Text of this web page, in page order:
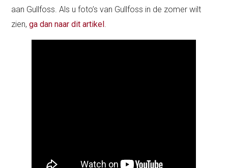
aan Gullfoss. Als u foto’s van Gullfoss in de zomer wilt
zien,ga dan naar dit artikel.